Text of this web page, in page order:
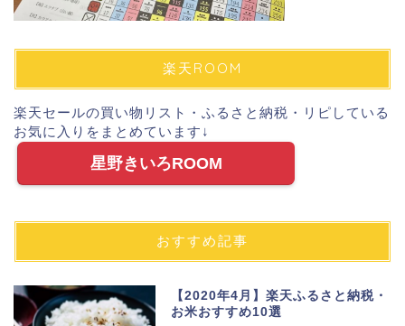
楽天ROOM
楽天セールの買い物リスト・ふるさと納税・リピしている
お気に入りをまとめています↓
星野きいろROOM
おすすめ記事
【2020年4月】楽天ふるさと納税・
お米おすすめ10選